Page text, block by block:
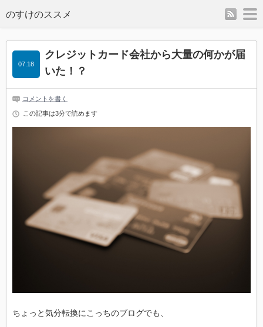
のすけのススメ rss
クレジットカード会社から大量の何かが届
いた！？
07.18
コメントを書く
この記事は3分で読めます
ちょっと気分転換にこっちのブログでも、